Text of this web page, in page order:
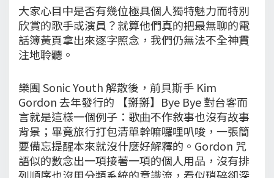
大家心目中是否有幾位極具個人獨特魅力而特別
欣賞的歌手或演員？就算他們真的把最無聊的電
話簿黃頁拿出來逐字照念，我們仍無法不全神貫
注地聆聽。
樂團 Sonic Youth 解散後，前貝斯手 Kim
Gordon 去年發行的 【掰掰】Bye Bye 對台客而
言就是這樣一個例子：歌曲不作敘事也沒有故事
背景；畢竟旅行打包清單幹嘛囉哩叭唆，一張簡
要備忘提醒本來就沒什麼好解釋的。Gordon 咒
語似的數念出一項接著一項的個人用品，沒有排
列順序也沒用分類系統的意識流，看似瑣碎卻深